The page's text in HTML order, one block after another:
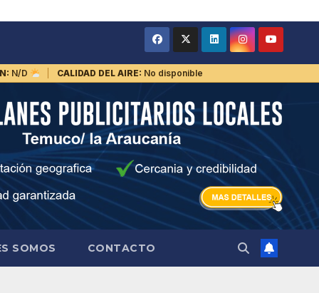
N/D CALIDAD DEL AIRE: No disponible
SOMOS CONTACTO